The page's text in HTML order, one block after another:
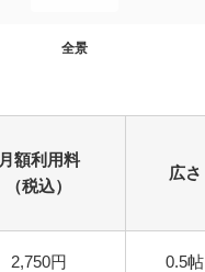
全景
月額利用料
（税込）
広さ
2,750円 0.5帖